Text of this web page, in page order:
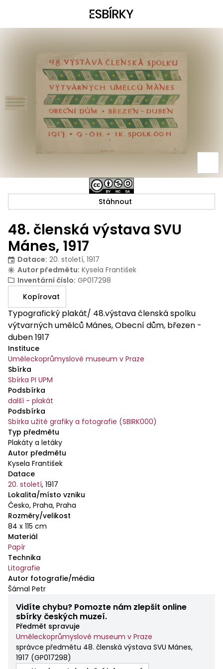
48. členská výstava SVU
Mánes, 1917
Datace: 20. století, 1917
Autor předmětu: Kysela František
Inventární číslo: GP017298
Kopírovat
Typografický plakát/ 48.výstava členská spolku
výtvarných umělců Mánes, Obecní dům, březen -
duben 1917
Instituce
Uměleckoprůmyslové museum v Praze
Sbírka
Sbírka PI UPM
Podsbírka
další - plakát
Podsbírka
Sbírka užité grafiky a fotografie (SBIRK000)
Typ předmětu
Plakáty a letáky
Autor předmětu
Kysela František
Datace
20. století, 1917
Lokalita/místo vzniku
Česko, Praha, Praha
Rozměry/velikost
84 x 115 cm
Materiál
Papír
Technika
Litografie
Autor fotografie/média
Šámal Petr
Vidíte chybu? Pomozte nám zlepšit online
sbírky českých muzeí.
Předmět spravuje
Uměleckoprůmyslové museum v Praze
správce předmětu 48. členská výstava SVU Mánes,
1917 (GP017298)
Stáhnout